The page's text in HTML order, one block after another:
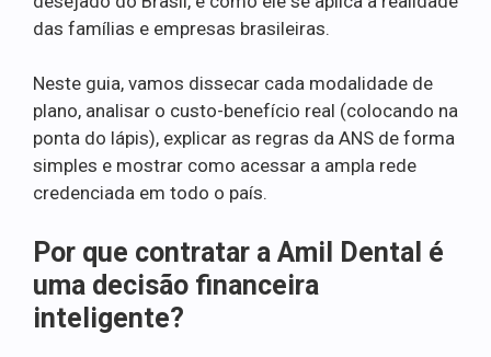
das famílias e empresas brasileiras.
Neste guia, vamos dissecar cada modalidade de
plano, analisar o custo-benefício real (colocando na
ponta do lápis), explicar as regras da ANS de forma
simples e mostrar como acessar a ampla rede
credenciada em todo o país.
Por que contratar a Amil Dental é
uma decisão financeira
inteligente?